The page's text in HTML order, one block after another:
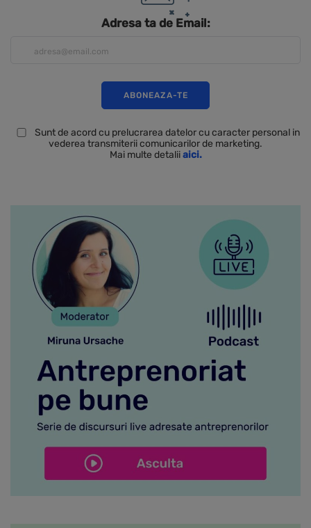
Adresa ta de Email:
Sunt de acord cu prelucrarea datelor cu caracter personal in
vederea transmiterii comunicarilor de marketing.
Mai multe detaliiaici.